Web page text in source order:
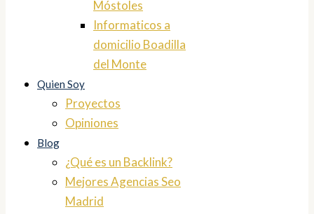
Móstoles
Informaticos a
domicilio Boadilla
del Monte
Quien Soy
Proyectos
Opiniones
Blog
¿Qué es un Backlink?
Mejores Agencias Seo
Madrid